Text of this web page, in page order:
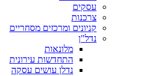
עסקים
צרכנות
קניונים ומרכזים מסחריים
נדל"ן
מלונאות
התחדשות עירונית
נדלן עושים עסקה